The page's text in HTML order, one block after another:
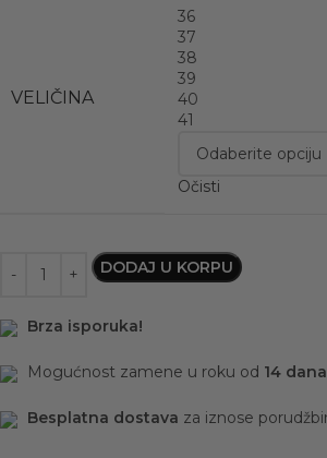
VELIČINA
36
37
38
39
40
41
Očisti
DODAJ U KORPU
Brza isporuka!
Mogućnost zamene u roku od 14 dana
Besplatna dostava za iznose